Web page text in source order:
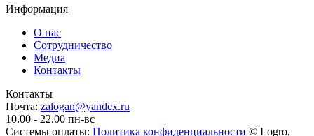
Информация
О нас
Сотрудничество
Медиа
Контакты
Контакты
Почта: zalogan@yandex.ru
10.00 - 22.00 пн-вс
Системы оплаты: Политика конфиденциальности © Logro,